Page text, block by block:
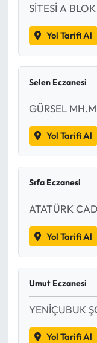
SİTESİ A
Yol Tarifi Al
Selen Eczanesi
GÜRSEL
Yol Tarifi Al
Sıfa Eczanesi
ATATÜRK
Yol Tarifi Al
Umut Eczanesi
YENİÇUBUK
Yol Tarifi Al